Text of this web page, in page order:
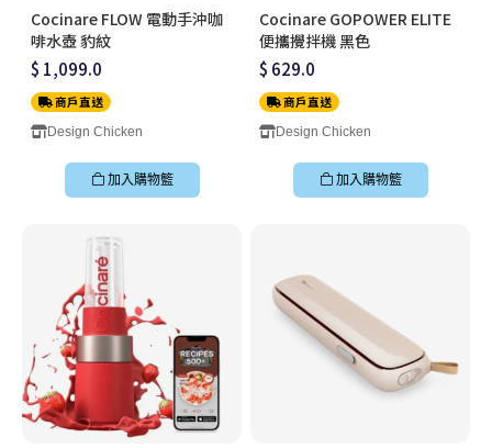
Cocinare FLOW 電動手沖咖
啡水壺 豹紋
$ 1,099.0
商戶直送
Design Chicken
加入購物籃
Cocinare GOPOWER ELITE
便攜攪拌機 黑色
$ 629.0
商戶直送
Design Chicken
加入購物籃